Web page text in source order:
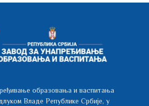
образовања и васпитања
Владе Републике Србије, у